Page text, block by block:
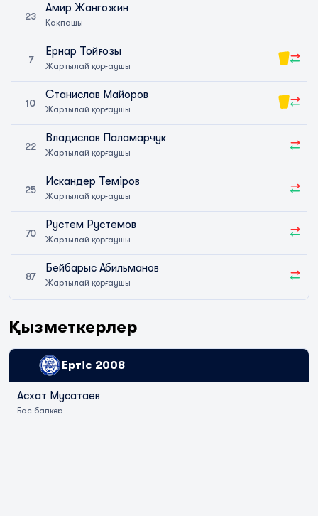
23
Амир Жангожин
Қақпашы
7
Ернар Тойғозы
Жартылай қорғаушы
10
Станислав Майоров
Жартылай қорғаушы
22
Владислав Паламарчук
Жартылай қорғаушы
25
Искандер Теміров
Жартылай қорғаушы
70
Рустем Рустемов
Жартылай қорғаушы
87
Бейбарыс Абильманов
Жартылай қорғаушы
Қызметкерлер
Ертіс 2008
Асхат Мусатаев
Бас бапкер